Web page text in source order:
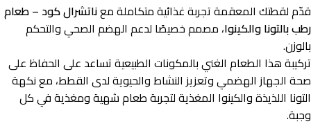
قدّم لقطتك المعقمة تجربة غذائية متكاملة معناتشرال كود – طعام
رطب بالتونا والكينوا، مصمم خصيصًا لدعم الهضم الصحي والتحكم
بالوزن.
تركيبة هذا الطعام الغني بالمكونات الطبيعية تساعد على الحفاظ على
صحة الجهاز الهضمي وتعزيز النشاط والحيوية لدى القطط، مع نكهة
التونا اللذيذة والكينوا المغذية لتجربة طعام شهية ومغذية في كل
وجبة.